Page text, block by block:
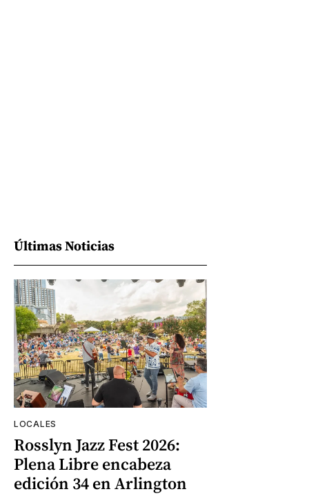
Últimas Noticias
LOCALES
Rosslyn Jazz Fest 2026:
Plena Libre encabeza
edición 34 en Arlington